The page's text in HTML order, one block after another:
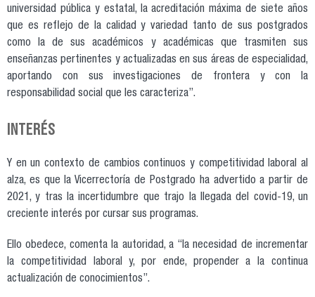
universidad pública y estatal, la acreditación máxima de siete años
que es reflejo de la calidad y variedad tanto de sus postgrados
como la de sus académicos y académicas que trasmiten sus
enseñanzas pertinentes y actualizadas en sus áreas de especialidad,
aportando con sus investigaciones de frontera y con la
responsabilidad social que les caracteriza”.
INTERÉS
Y en un contexto de cambios continuos y competitividad laboral al
alza, es que la Vicerrectoría de Postgrado ha advertido a partir de
2021, y tras la incertidumbre que trajo la llegada del covid-19, un
creciente interés por cursar sus programas.
Ello obedece, comenta la autoridad, a “la necesidad de incrementar
la competitividad laboral y, por ende, propender a la continua
actualización de conocimientos”.